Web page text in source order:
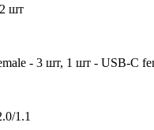
шт
- 3 шт, 1 шт - USB-C
1.1